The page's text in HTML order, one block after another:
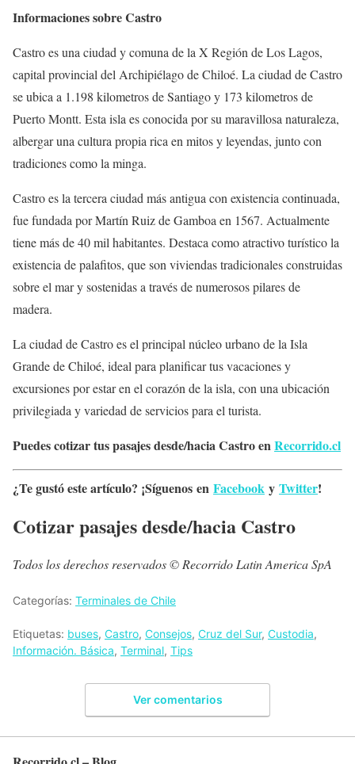
Informaciones sobre Castro
Castro es una ciudad y comuna de la X Región de Los Lagos,
capital provincial del Archipiélago de Chiloé. La ciudad de Castro
se ubica a 1.198 kilometros de Santiago y 173 kilometros de
Puerto Montt. Esta isla es conocida por su maravillosa naturaleza,
albergar una cultura propia rica en mitos y leyendas, junto con
tradiciones como la minga.
Castro es la tercera ciudad más antigua con existencia continuada,
fue fundada por Martín Ruiz de Gamboa en 1567. Actualmente
tiene más de 40 mil habitantes. Destaca como atractivo turístico la
existencia de palafitos, que son viviendas tradicionales construidas
sobre el mar y sostenidas a través de numerosos pilares de
madera.
La ciudad de Castro es el principal núcleo urbano de la Isla
Grande de Chiloé, ideal para planificar tus vacaciones y
excursiones por estar en el corazón de la isla, con una ubicación
privilegiada y variedad de servicios para el turista.
Puedes cotizar tus pasajes desde/hacia Castro enRecorrido.cl
¿Te gustó este artículo? ¡Síguenos en Facebook y Twitter!
Cotizar pasajes desde/hacia Castro
Todos los derechos reservados © Recorrido Latin America SpA
Categorías: Terminales de Chile
Etiquetas: buses, Castro, Consejos, Cruz del Sur, Custodia,
Información. Básica, Terminal, Tips
Ver comentarios